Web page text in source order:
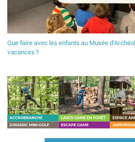
Que faire avec les enfants au Musée
vacances ?